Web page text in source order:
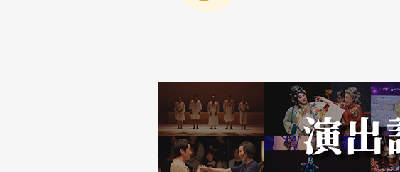
對他來說，演出前身體亦如同火種，係處於預備的狀態。每
慢慢將身體加溫，「如果身體有疼痛的話，它是與自己身體最
「我們是跟疼痛共存共榮，苦處對我來講，是一個生命的力